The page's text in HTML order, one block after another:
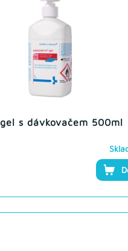
gel s dávkovačem 500ml